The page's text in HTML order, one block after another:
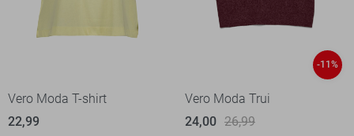
Vero Moda T-shirt
22,99
-11%
Vero Moda Trui
24,00 26,99